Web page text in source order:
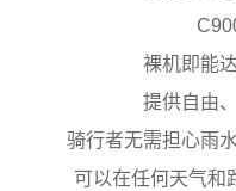
裸机即能
提供自由
骑行者无需担心雨
可以在任何天气和